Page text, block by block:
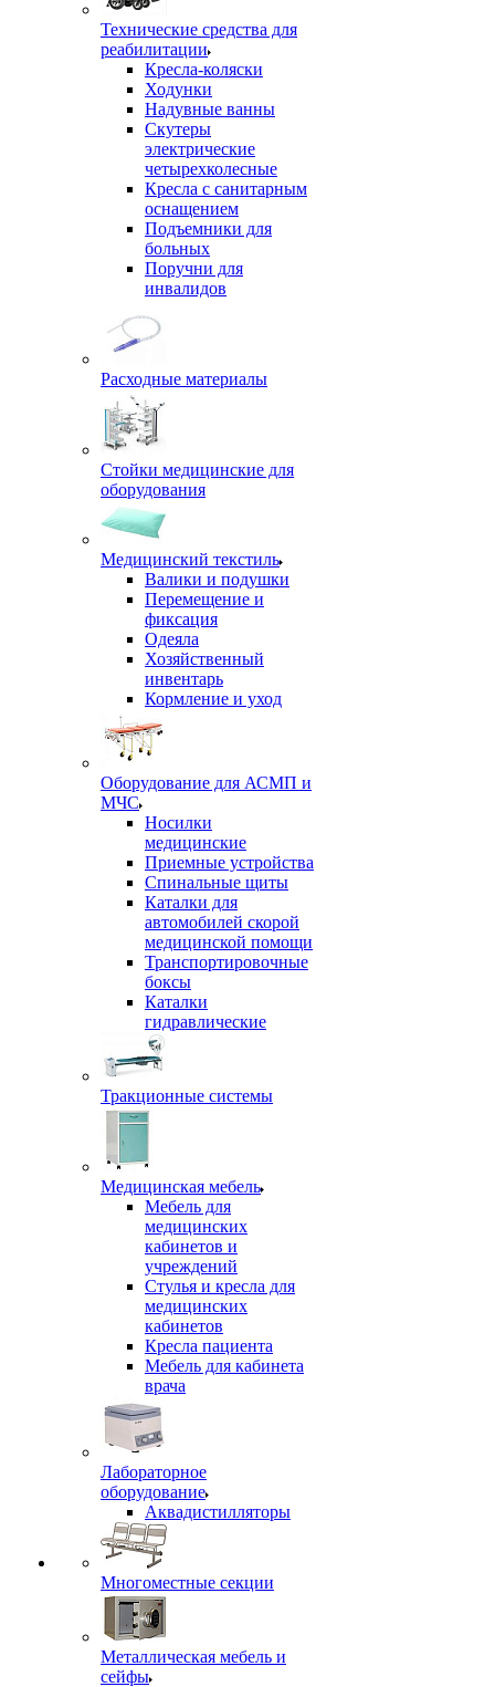
Технические средства для
реабилитации
Кресла-коляски
Ходунки
Надувные ванны
Скутеры
электрические
четырехколесные
Кресла с санитарным
оснащением
Подъемники для
больных
Поручни для
инвалидов
Расходные материалы
Стойки медицинские для
оборудования
Медицинский текстиль
Валики и подушки
Перемещение и
фиксация
Одеяла
Хозяйственный
инвентарь
Кормление и уход
Оборудование для АСМП и
МЧС
Носилки
медицинские
Приемные устройства
Спинальные щиты
Каталки для
автомобилей скорой
медицинской помощи
Транспортировочные
боксы
Каталки
гидравлические
Тракционные системы
Медицинская мебель
Мебель для
медицинских
кабинетов и
учреждений
Стулья и кресла для
медицинских
кабинетов
Кресла пациента
Мебель для кабинета
врача
Лабораторное
оборудование
Аквадистилляторы
Многоместные секции
Металлическая мебель и
сейфы